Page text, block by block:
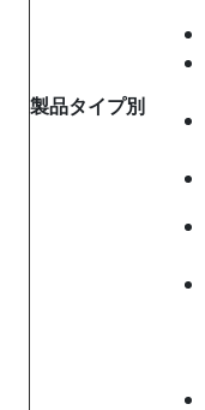
製品タイプ別